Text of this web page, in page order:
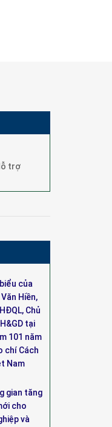
trợ
của
Hiền,
Chủ
tại
101 năm
chí Cách
Nam
gian tăng
cho
và